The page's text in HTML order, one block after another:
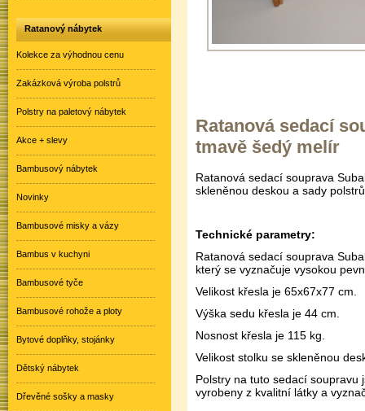
Ratanová sedací
tmavě šedý melír
Ratanová sedací souprava
skleněnou deskou a sady
Technické parametry:
Ratanová sedací souprava
který se vyznačuje vysokou
Velikost křesla je 65x67x77 cm.
Výška sedu křesla je 44 cm.
Nosnost křesla je 115 kg.
Velikost stolku se skleněnou
Polstry na tuto sedací soupravu
vyrobeny z kvalitní látky a
Ratanový nábytek
Kolekce za výhodnou cenu
Zakázková výroba polstrů
Polstry na paletový nábytek
Akce + slevy
Bambusový nábytek
Novinky
Bambusové misky a vázy
Bambus v kuchyni
Bambusové tyče
Bambusové rohože a ploty
Bytové doplňky, stojánky
Dětský nábytek
Dřevěné sošky a masky